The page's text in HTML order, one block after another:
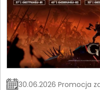
30.06.2026 Promocja